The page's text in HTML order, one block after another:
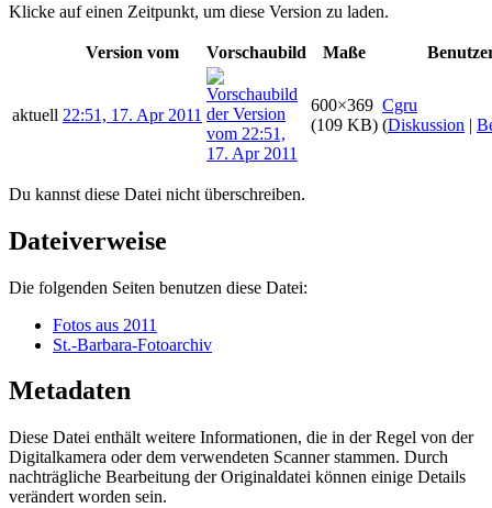
Klicke auf einen Zeitpunkt, um diese Version zu laden.
Version vom Vorschaubild Maße
aktuell 22:51, 17. Apr 2011
600×369
(109 KB)
Cgru
(Diskussion |
Du kannst diese Datei nicht überschreiben.
Dateiverweise
Die folgenden Seiten benutzen diese Datei:
Fotos aus 2011
St.-Barbara-Fotoarchiv
Metadaten
Diese Datei enthält weitere Informationen, die in der Regel von der
Digitalkamera oder dem verwendeten Scanner stammen. Durch
nachträgliche Bearbeitung der Originaldatei können einige Details
verändert worden sein.